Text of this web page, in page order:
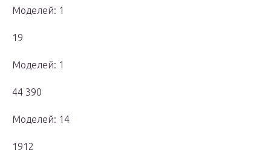
Моделей: 1
19
Моделей: 1
44 390
Моделей: 14
1912